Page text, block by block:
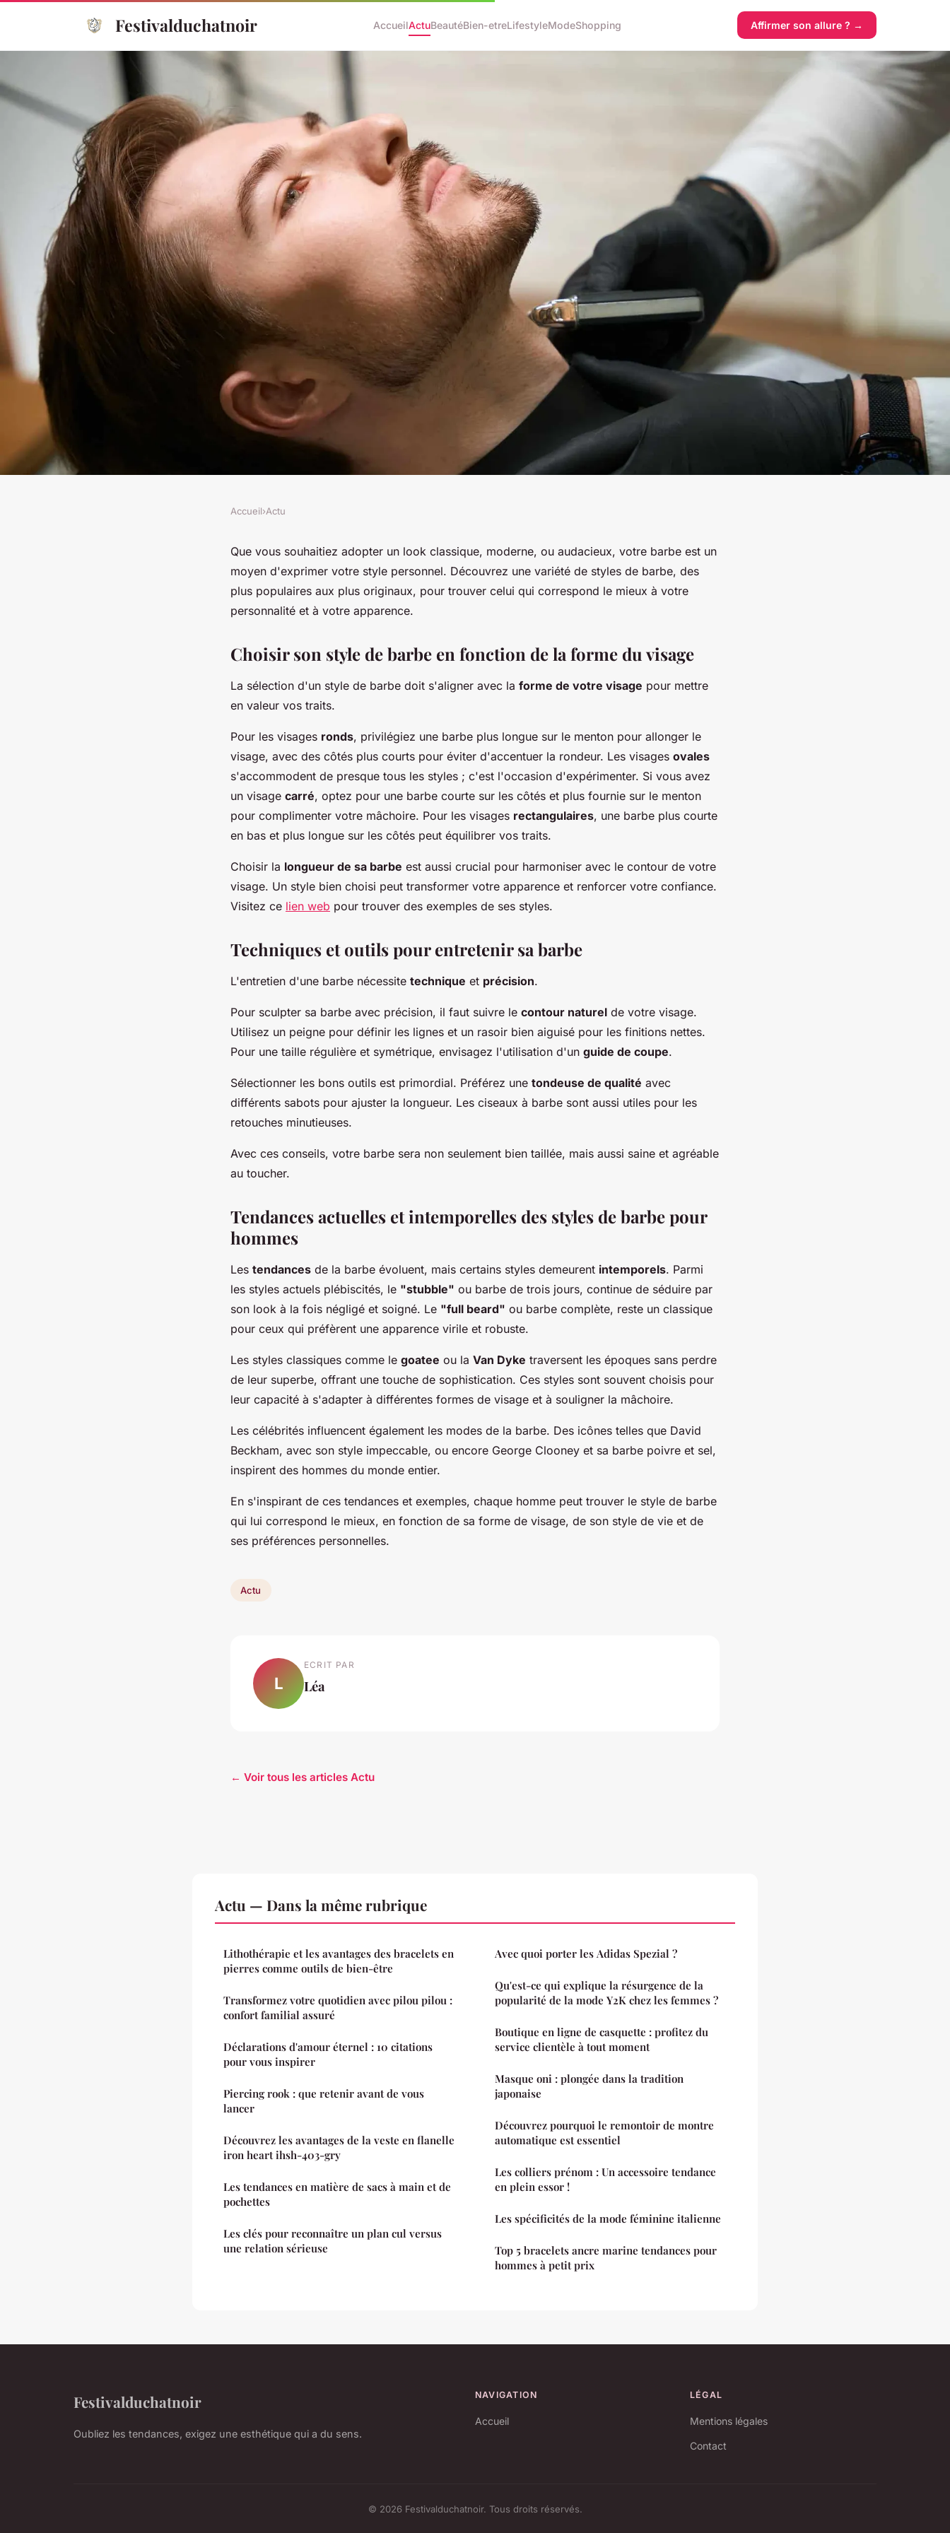
Festivalduchatnoir AccueilActuBeautéBien-etreLifestyleModeShopping Affirmer son allure ? →
Quels styles apporter à votre barbe ?
Accueil›Actu
Que vous souhaitiez adopter un look classique, moderne, ou audacieux, votre barbe est un
moyen d'exprimer votre style personnel. Découvrez une variété de styles de barbe, des
plus populaires aux plus originaux, pour trouver celui qui correspond le mieux à votre
personnalité et à votre apparence.
Choisir son style de barbe en fonction de la forme du visage
La sélection d'un style de barbe doit s'aligner avec la forme de votre visage pour mettre
en valeur vos traits.
Pour les visages ronds, privilégiez une barbe plus longue sur le menton pour allonger le
visage, avec des côtés plus courts pour éviter d'accentuer la rondeur. Les visages ovales
s'accommodent de presque tous les styles ; c'est l'occasion d'expérimenter. Si vous avez
un visage carré, optez pour une barbe courte sur les côtés et plus fournie sur le menton
pour complimenter votre mâchoire. Pour les visages rectangulaires, une barbe plus courte
en bas et plus longue sur les côtés peut équilibrer vos traits.
Choisir la longueur de sa barbe est aussi crucial pour harmoniser avec le contour de votre
visage. Un style bien choisi peut transformer votre apparence et renforcer votre confiance.
Visitez ce lien web pour trouver des exemples de ses styles.
Techniques et outils pour entretenir sa barbe
L'entretien d'une barbe nécessite technique et précision.
Pour sculpter sa barbe avec précision, il faut suivre le contour naturel de votre visage.
Utilisez un peigne pour définir les lignes et un rasoir bien aiguisé pour les finitions nettes.
Pour une taille régulière et symétrique, envisagez l'utilisation d'un guide de coupe.
Sélectionner les bons outils est primordial. Préférez une tondeuse de qualité avec
différents sabots pour ajuster la longueur. Les ciseaux à barbe sont aussi utiles pour les
retouches minutieuses.
Avec ces conseils, votre barbe sera non seulement bien taillée, mais aussi saine et agréable
au toucher.
Tendances actuelles et intemporelles des styles de barbe pour
hommes
Les tendances de la barbe évoluent, mais certains styles demeurent intemporels. Parmi
les styles actuels plébiscités, le "stubble" ou barbe de trois jours, continue de séduire par
son look à la fois négligé et soigné. Le "full beard" ou barbe complète, reste un classique
pour ceux qui préfèrent une apparence virile et robuste.
Les styles classiques comme le goatee ou la Van Dyke traversent les époques sans perdre
de leur superbe, offrant une touche de sophistication. Ces styles sont souvent choisis pour
leur capacité à s'adapter à différentes formes de visage et à souligner la mâchoire.
Les célébrités influencent également les modes de la barbe. Des icônes telles que David
Beckham, avec son style impeccable, ou encore George Clooney et sa barbe poivre et sel,
inspirent des hommes du monde entier.
En s'inspirant de ces tendances et exemples, chaque homme peut trouver le style de barbe
qui lui correspond le mieux, en fonction de sa forme de visage, de son style de vie et de
ses préférences personnelles.
Actu
L
ECRIT PAR
Léa
← Voir tous les articles Actu
Actu — Dans la même rubrique
Lithothérapie et les avantages des bracelets en
pierres comme outils de bien-être
Transformez votre quotidien avec pilou pilou :
confort familial assuré
Déclarations d'amour éternel : 10 citations
pour vous inspirer
Piercing rook : que retenir avant de vous
lancer
Découvrez les avantages de la veste en flanelle
iron heart ihsh-403-gry
Les tendances en matière de sacs à main et de
pochettes
Les clés pour reconnaître un plan cul versus
une relation sérieuse
Avec quoi porter les Adidas Spezial ?
Qu'est-ce qui explique la résurgence de la
popularité de la mode Y2K chez les femmes ?
Boutique en ligne de casquette : profitez du
service clientèle à tout moment
Masque oni : plongée dans la tradition
japonaise
Découvrez pourquoi le remontoir de montre
automatique est essentiel
Les colliers prénom : Un accessoire tendance
en plein essor !
Les spécificités de la mode féminine italienne
Top 5 bracelets ancre marine tendances pour
hommes à petit prix
Festivalduchatnoir
Oubliez les tendances, exigez une esthétique qui a du sens.
NAVIGATION
Accueil
LÉGAL
Mentions légales
Contact
© 2026 Festivalduchatnoir. Tous droits réservés.